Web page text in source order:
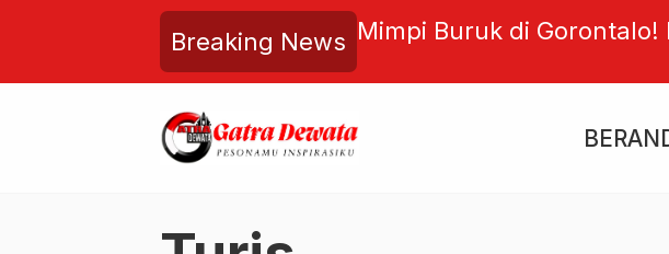
Breaking News
Upacarai 54
Serati untuk
Mimpi Buruk di Gorontalo! Kisah
Beta dan Ana, Korban Janji Palsu